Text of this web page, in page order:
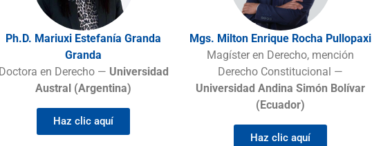
Ph.D. Mariuxi Estefanía Granda
Granda
Doctora en Derecho — Universidad
Austral (Argentina)
Haz clic aquí
Mgs. Milton Enrique Rocha Pullopaxi
Magíster en Derecho, mención
Derecho Constitucional —
Universidad Andina Simón Bolívar
(Ecuador)
Haz clic aquí